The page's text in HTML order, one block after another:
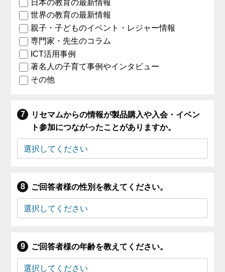
日本の教育の最新情報
世界の教育の最新情報
親子・子どものイベント・レジャー情報
専門家・先生のコラム
ICT活用事例
著名人の子育て事例やインタビュー
その他
リセマムからの情報が製品購入や入会・イベン
ト参加につながったことがありますか。
ご回答者様の性別を教えてください。
ご回答者様の年齢を教えてください。